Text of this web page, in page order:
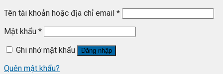
Tên tài khoản hoặc địa chỉ email *
Mật khẩu *
Ghi nhớ mật khẩu
Đăng nhập
Quên mật khẩu?